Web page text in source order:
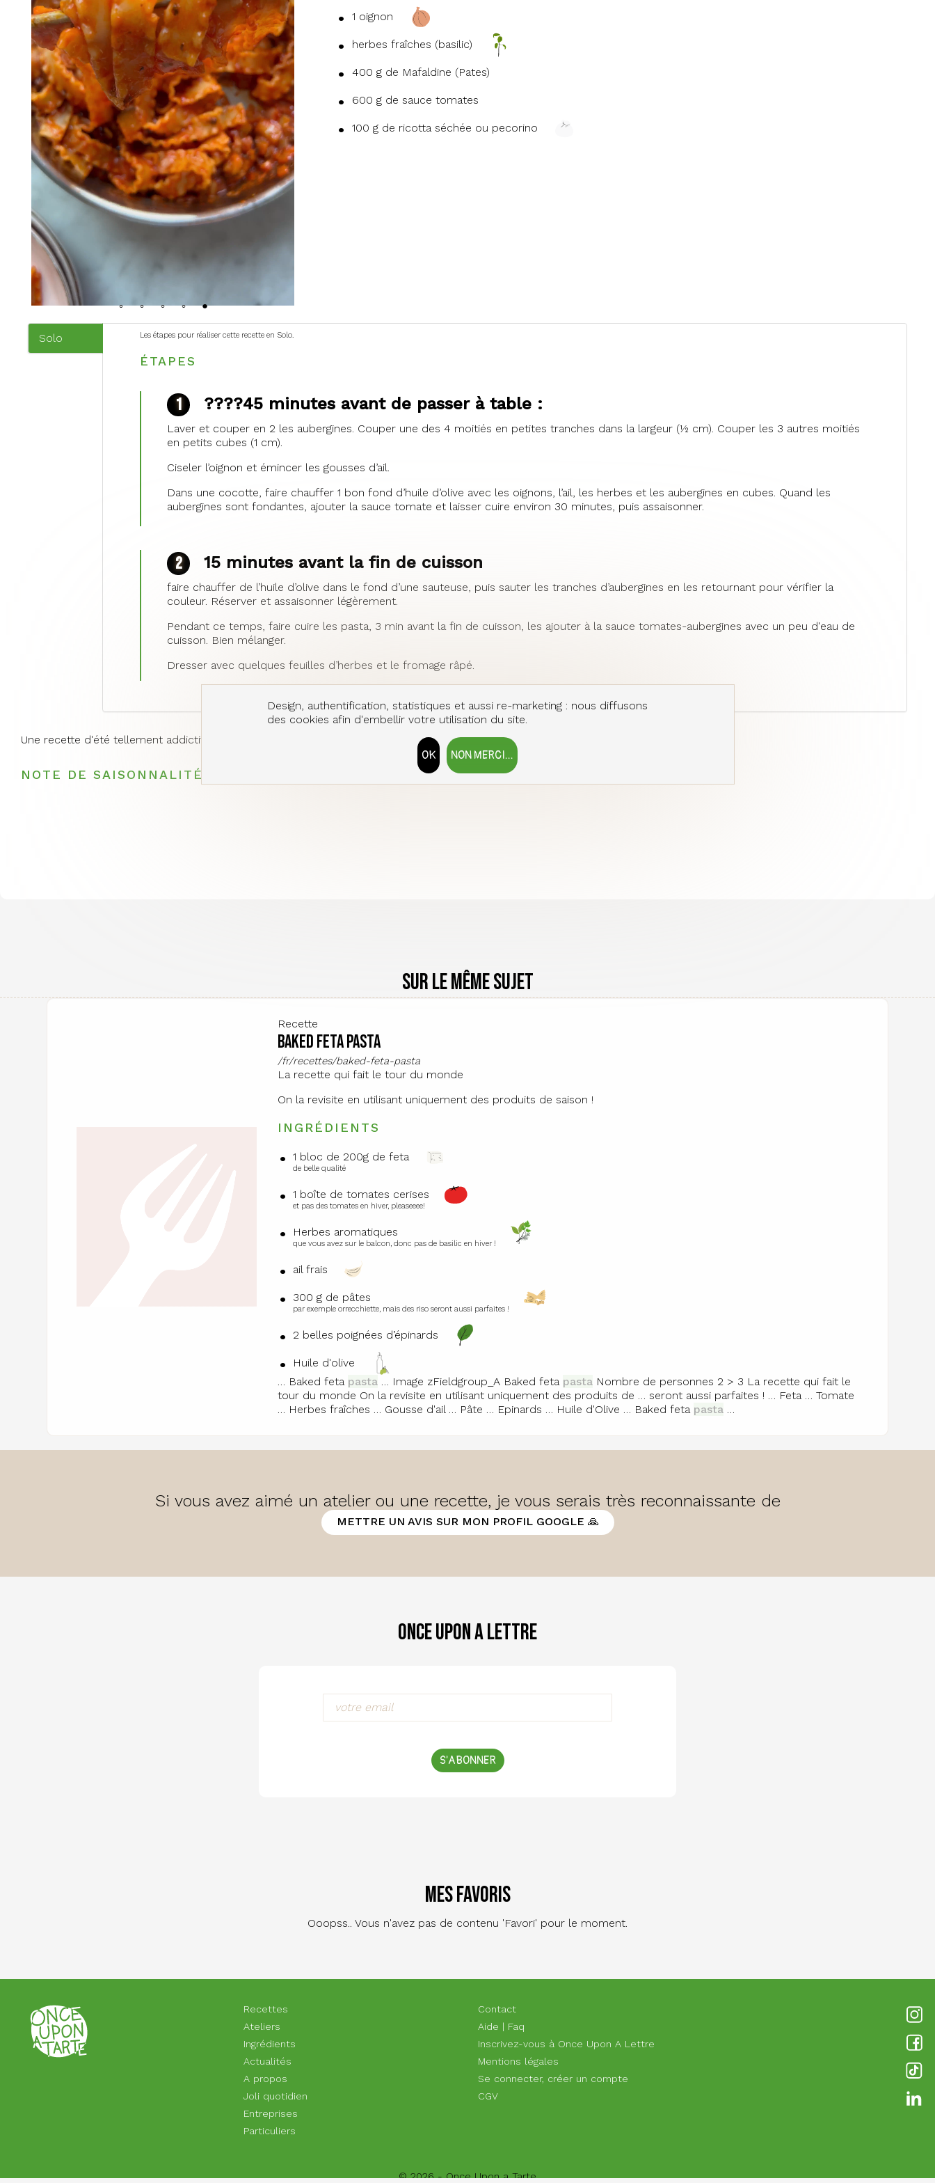
1 oignon
herbes fraîches (basilic)
400 g de Mafaldine (Pates)
600 g de sauce tomates
100 g de ricotta séchée ou pecorino
Solo
(onglet
Les étapes pour réaliser cette recette en Solo.
ÉTAPES
?‍?‍?‍?45 minutes avant de passer à table :
Laver et couper en 2 les aubergines. Couper une des 4 moitiés en petites tranches dans la largeur (½ cm). Couper les 3 autres moitiés
en petits cubes (1 cm).
Ciseler l’oignon et émincer les gousses d’ail.
Dans une cocotte, faire chauffer 1 bon fond d’huile d’olive avec les oignons, l’ail, les herbes et les aubergines en cubes. Quand les
aubergines sont fondantes, ajouter la sauce tomate et laisser cuire environ 30 minutes, puis assaisonner.
15 minutes avant la fin de cuisson
faire chauffer de l’huile d’olive dans le fond d’une sauteuse, puis sauter les tranches d’aubergines en les retournant pour vérifier la
couleur. Réserver et assaisonner légèrement.
Pendant ce temps, faire cuire les pasta, 3 min avant la fin de cuisson, les ajouter à la sauce tomates-aubergines avec un peu d'eau de
cuisson. Bien mélanger.
Dresser avec quelques feuilles d’herbes et le fromage râpé.
Une recette d'été tellement addictive, vous me direz ce que vous en pensez !
NOTE DE SAISONNALITÉ DE LA RECETTE
Sur le même sujet
Recette
Baked feta pasta
/fr/recettes/baked-feta-pasta
La recette qui fait le tour du monde
On la revisite en utilisant uniquement des produits de saison !
INGRÉDIENTS
1 bloc de 200g de feta
de belle qualité
1 boîte de tomates cerises
et pas des tomates en hiver, pleaseeee!
Herbes aromatiques
que vous avez sur le balcon, donc pas de basilic en hiver !
ail frais
300 g de pâtes
par exemple orrecchiette, mais des riso seront aussi parfaites !
2 belles poignées d’épinards
Huile d'olive
… Baked feta pasta… Image zFieldgroup_A Baked feta pastaNombre de personnes 2 > 3 La recette qui fait le
tour du monde On la revisite en utilisant uniquement des produits de … seront aussi parfaites ! … Feta … Tomate
… Herbes fraîches … Gousse d'ail … Pâte … Epinards … Huile d'Olive … Baked feta pasta…
Si vous avez aimé un atelier ou une recette, je vous serais très reconnaissante de
METTRE UN AVIS SUR MON PROFIL GOOGLE 🙏
Once Upon a Lettre
S'ABONNER
Mes favoris
Ooopss.. Vous n'avez pas de contenu 'Favori' pour le moment.
Recettes
Ateliers
Ingrédients
Actualités
A propos
Joli quotidien
Entreprises
Particuliers
Footer
menu
Contact
Aide | Faq
Inscrivez-vous à Once Upon A Lettre
Mentions légales
Se connecter, créer un compte
CGV
© 2026 - Once Upon a Tarte
Design, authentification, statistiques et aussi re-marketing : nous diffusons
des cookies afin d'embellir votre utilisation du site.
NON MERCI...
OK
RETIRER LE CONSENTEMENT